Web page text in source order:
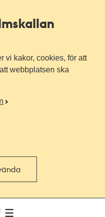
vi kakor, cookies, för att
webbplatsen ska